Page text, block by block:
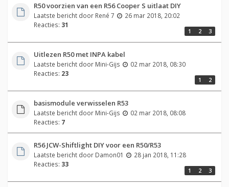
R50 voorzien van een R56 Cooper S uitlaat DIY
Laatste bericht door René 7
26 mar 2018, 20:02
Reacties: 31
1 2 3
Uitlezen R50 met INPA kabel
Laatste bericht door Mini-Gijs
02 mar 2018, 08:30
Reacties: 23
1 2
basismodule verwisselen R53
Laatste bericht door Mini-Gijs
02 mar 2018, 08:08
Reacties: 7
R56 JCW-Shiftlight DIY voor een R50/R53
Laatste bericht door Damon01
28 jan 2018, 11:28
Reacties: 33
1 2 3